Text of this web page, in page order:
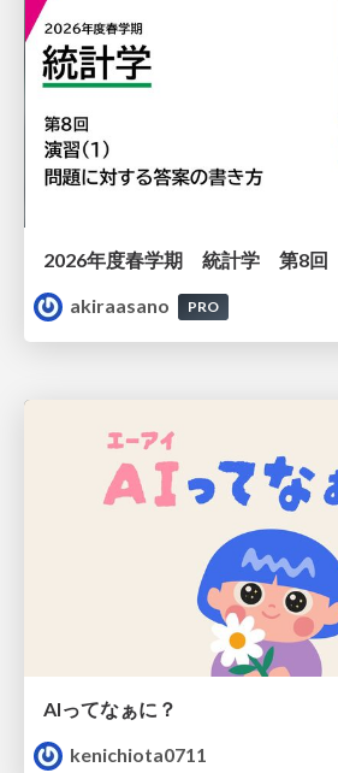
akiraasano
PRO
AIってなぁに？
kenichiota0711